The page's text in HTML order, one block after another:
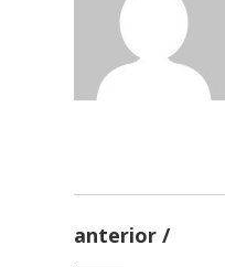
anterior